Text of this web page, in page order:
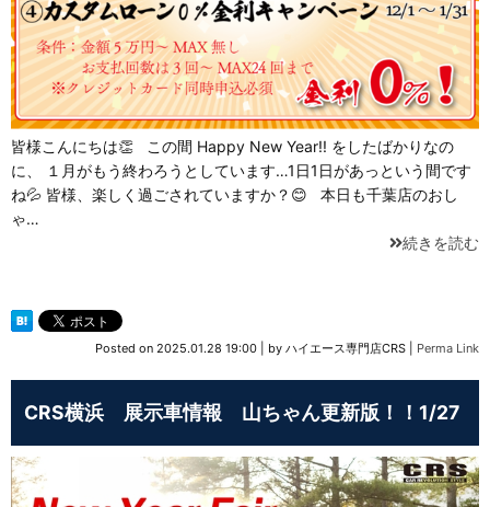
皆様こんにちは👏 この間 Happy New Year!! をしたばかりなの
に、 １月がもう終わろうとしています…1日1日があっという間です
ね💦 皆様、楽しく過ごされていますか？😊 本日も千葉店のおし
ゃ…
続きを読む
Posted on 2025.01.28 19:00 by ハイエース専門店CRS Perma Link
CRS横浜 展示車情報 山ちゃん更新版！！1/27